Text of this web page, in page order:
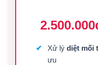
Xử lý diệt mối
ưu